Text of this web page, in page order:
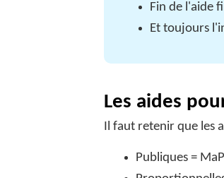
Fin de l'aide
Et toujours
Les aides
Il faut retenir que les
Publiques =